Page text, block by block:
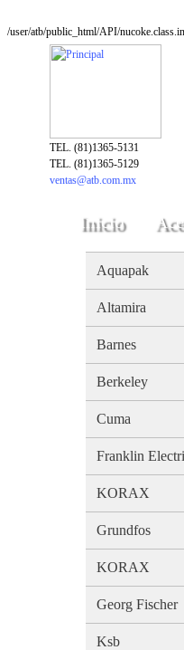
/user/atb/public_html/API/
TEL. (81)1365-5131
TEL. (81)1365-5129
ventas@atb.com.mx
Inicio
Aquapak
Altamira
Barnes
Berkeley
Cuma
Franklin
KORAX
Grundfos
KORAX
Georg Fischer
Ksb